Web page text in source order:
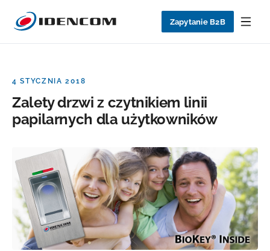
Zapytanie B2B
4 STYCZNIA 2018
Zalety drzwi z czytnikiem linii
papilarnych dla użytkowników